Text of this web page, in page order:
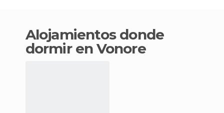
Alojamientos donde
dormir en Vonore